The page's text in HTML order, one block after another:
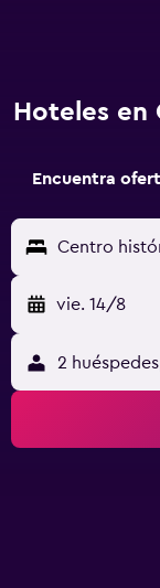
Hoteles en
Encuentra
Centro
vie. 14/8
2